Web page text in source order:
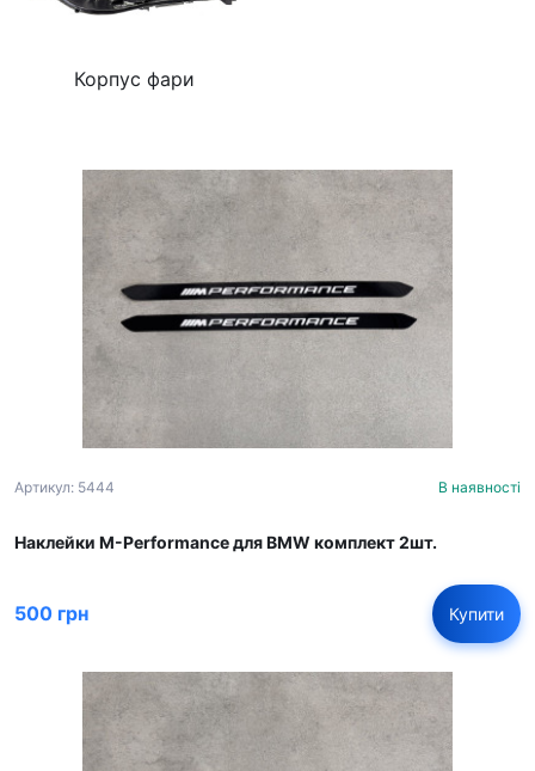
Корпус фари
Артикул: 5444 В наявності
Наклейки M-Performance для BMW комплект 2шт.
500 грн Купити